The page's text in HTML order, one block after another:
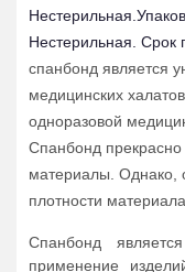
Нестерильная.
Нестерильная. Срок
спанбонд является
медицинских
одноразовой
Спанбонд
материалы. Однако,
плотности
Спанбонд
применение